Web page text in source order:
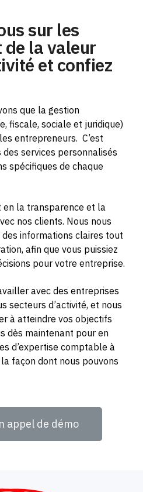
sur les
de la valeur
et confiez
que la gestion
fiscale, sociale et juridique)
entrepreneurs. C’est
services personnalisés
spécifiques de chaque
en la transparence et la
nos clients. Nous nous
informations claires tout
afin que vous puissiez
pour votre entreprise.
avec des entreprises
secteurs d’activité, et nous
à atteindre vos objectifs
dès maintenant pour en
d’expertise comptable à
façon dont nous pouvons
appel de démo